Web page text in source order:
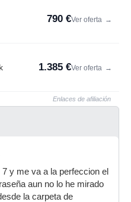
790 €Ver oferta →
1.385 €Ver oferta →
Enlaces de afiliación
y me va a la perfeccion el
aun no lo he mirado
la carpeta de